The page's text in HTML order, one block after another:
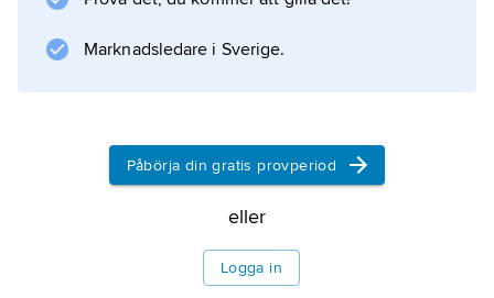
Marknadsledare i Sverige.
Påbörja din gratis provperiod
eller
Logga in